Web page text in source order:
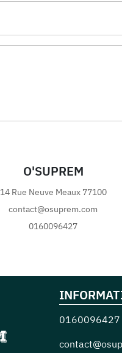
O'SUPREM
14 Rue Neuve Meaux 77100
contact@osuprem.com
0160096427
0160096427